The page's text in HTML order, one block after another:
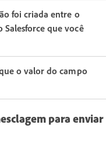
foi criada entre o
que você
o valor do campo
para enviar